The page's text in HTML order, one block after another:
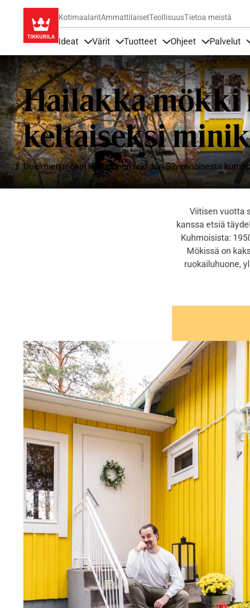
KotimaalaritAmmattilaisetTeollisuusTietoa meistä
Ideat Värit Tuotteet Ohjeet Palvelut
Hailakka mökki
keltaiseksi
Unelmien mökin löytyminen teki Juri Silvennoisesta
Viitisen vuotta
kanssa etsiä
Kuhmoisista:
Mökissä on
ruokailuhuone,